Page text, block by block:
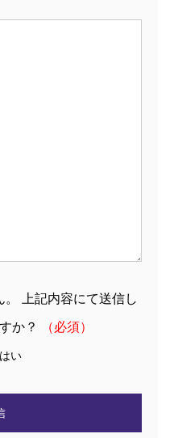
上記内容にて送信し
か？ （必須）
はい